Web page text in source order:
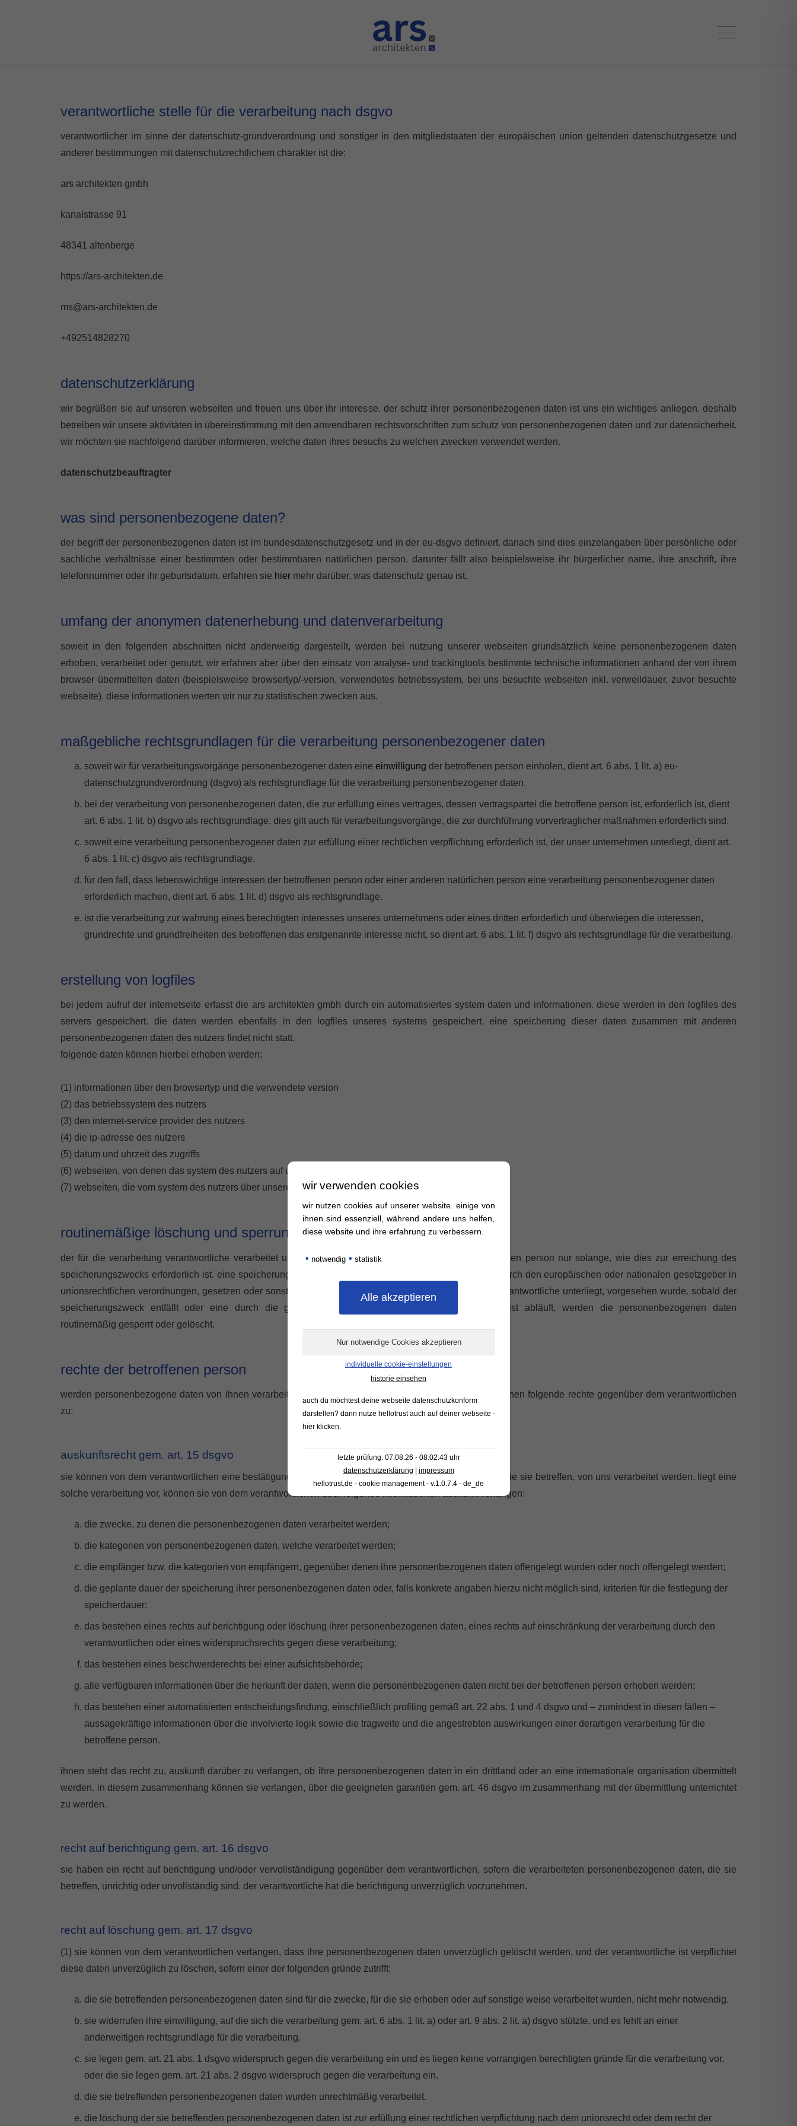
verantwortliche stelle für die verarbeitung nach dsgvo
verantwortlicher im sinne der datenschutz-grundverordnung und sonstiger in den mitgliedstaaten der europäischen union geltenden datenschutzgesetze und
anderer bestimmungen mit datenschutzrechtlichem charakter ist die:
ars architekten gmbh
kanalstrasse 91
48341 altenberge
https://ars-architekten.de
ms@ars-architekten.de
+492514828270
datenschutzerklärung
wir begrüßen sie auf unseren webseiten und freuen uns über ihr interesse. der schutz ihrer personenbezogenen daten ist uns ein wichtiges anliegen. deshalb
betreiben wir unsere aktivitäten in übereinstimmung mit den anwendbaren rechtsvorschriften zum schutz von personenbezogenen daten und zur datensicherheit.
wir möchten sie nachfolgend darüber informieren, welche daten ihres besuchs zu welchen zwecken verwendet werden.
datenschutzbeauftragter
was sind personenbezogene daten?
der begriff der personenbezogenen daten ist im bundesdatenschutzgesetz und in der eu-dsgvo definiert. danach sind dies einzelangaben über persönliche oder
sachliche verhältnisse einer bestimmten oder bestimmbaren natürlichen person. darunter fällt also beispielsweise ihr bürgerlicher name, ihre anschrift, ihre
telefonnummer oder ihr geburtsdatum. erfahren sie hier mehr darüber, was datenschutz genau ist.
umfang der anonymen datenerhebung und datenverarbeitung
soweit in den folgenden abschnitten nicht anderweitig dargestellt, werden bei nutzung unserer webseiten grundsätzlich keine personenbezogenen daten
erhoben, verarbeitet oder genutzt. wir erfahren aber über den einsatz von analyse- und trackingtools bestimmte technische informationen anhand der von ihrem
browser übermittelten daten (beispielsweise browsertyp/-version, verwendetes betriebssystem, bei uns besuchte webseiten inkl. verweildauer, zuvor besuchte
webseite). diese informationen werten wir nur zu statistischen zwecken aus.
maßgebliche rechtsgrundlagen für die verarbeitung personenbezogener daten
soweit wir für verarbeitungsvorgänge personenbezogener daten eine einwilligung der betroffenen person einholen, dient art. 6 abs. 1 lit. a) eu-
datenschutzgrundverordnung (dsgvo) als rechtsgrundlage für die verarbeitung personenbezogener daten.
bei der verarbeitung von personenbezogenen daten, die zur erfüllung eines vertrages, dessen vertragspartei die betroffene person ist, erforderlich ist, dient
art. 6 abs. 1 lit. b) dsgvo als rechtsgrundlage. dies gilt auch für verarbeitungsvorgänge, die zur durchführung vorvertraglicher maßnahmen erforderlich sind.
soweit eine verarbeitung personenbezogener daten zur erfüllung einer rechtlichen verpflichtung erforderlich ist, der unser unternehmen unterliegt, dient art.
6 abs. 1 lit. c) dsgvo als rechtsgrundlage.
für den fall, dass lebenswichtige interessen der betroffenen person oder einer anderen natürlichen person eine verarbeitung personenbezogener daten
erforderlich machen, dient art. 6 abs. 1 lit. d) dsgvo als rechtsgrundlage.
ist die verarbeitung zur wahrung eines berechtigten interesses unseres unternehmens oder eines dritten erforderlich und überwiegen die interessen,
grundrechte und grundfreiheiten des betroffenen das erstgenannte interesse nicht, so dient art. 6 abs. 1 lit. f) dsgvo als rechtsgrundlage für die verarbeitung.
erstellung von logfiles
bei jedem aufruf der internetseite erfasst die ars architekten gmbh durch ein automatisiertes system daten und informationen. diese werden in den logfiles des
servers gespeichert. die daten werden ebenfalls in den logfiles unseres systems gespeichert. eine speicherung dieser daten zusammen mit anderen
personenbezogenen daten des nutzers findet nicht statt.
folgende daten können hierbei erhoben werden:
(1) informationen über den browsertyp und die verwendete version
(2) das betriebssystem des nutzers
(3) den internet-service provider des nutzers
(4) die ip-adresse des nutzers
(5) datum und uhrzeit des zugriffs
(6) webseiten, von denen das system des nutzers auf unsere internetseite gelangt (referrer)
(7) webseiten, die vom system des nutzers über unsere webseite aufgerufen werden
routinemäßige löschung und sperrung von personenbezogenen daten
der für die verarbeitung verantwortliche verarbeitet und speichert personenbezogene daten der betroffenen person nur solange, wie dies zur erreichung des
speicherungszwecks erforderlich ist. eine speicherung kann darüber hinaus dann erfolgen, soweit dies durch den europäischen oder nationalen gesetzgeber in
unionsrechtlichen verordnungen, gesetzen oder sonstigen vorschriften, denen der für die verarbeitung verantwortliche unterliegt, vorgesehen wurde. sobald der
speicherungszweck entfällt oder eine durch die genannten vorschriften vorgeschriebene speicherfrist abläuft, werden die personenbezogenen daten
routinemäßig gesperrt oder gelöscht.
rechte der betroffenen person
werden personenbezogene daten von ihnen verarbeitet, sind sie betroffener i.s.d. dsgvo und es stehen ihnen folgende rechte gegenüber dem verantwortlichen
zu:
auskunftsrecht gem. art. 15 dsgvo
sie können von dem verantwortlichen eine bestätigung darüber verlangen, ob personenbezogene daten, die sie betreffen, von uns verarbeitet werden. liegt eine
solche verarbeitung vor, können sie von dem verantwortlichen über folgende informationen auskunft verlangen:
die zwecke, zu denen die personenbezogenen daten verarbeitet werden;
die kategorien von personenbezogenen daten, welche verarbeitet werden;
die empfänger bzw. die kategorien von empfängern, gegenüber denen ihre personenbezogenen daten offengelegt wurden oder noch offengelegt werden;
die geplante dauer der speicherung ihrer personenbezogenen daten oder, falls konkrete angaben hierzu nicht möglich sind, kriterien für die festlegung der
speicherdauer;
das bestehen eines rechts auf berichtigung oder löschung ihrer personenbezogenen daten, eines rechts auf einschränkung der verarbeitung durch den
verantwortlichen oder eines widerspruchsrechts gegen diese verarbeitung;
das bestehen eines beschwerderechts bei einer aufsichtsbehörde;
alle verfügbaren informationen über die herkunft der daten, wenn die personenbezogenen daten nicht bei der betroffenen person erhoben werden;
das bestehen einer automatisierten entscheidungsfindung, einschließlich profiling gemäß art. 22 abs. 1 und 4 dsgvo und – zumindest in diesen fällen –
aussagekräftige informationen über die involvierte logik sowie die tragweite und die angestrebten auswirkungen einer derartigen verarbeitung für die
betroffene person.
ihnen steht das recht zu, auskunft darüber zu verlangen, ob ihre personenbezogenen daten in ein drittland oder an eine internationale organisation übermittelt
werden. in diesem zusammenhang können sie verlangen, über die geeigneten garantien gem. art. 46 dsgvo im zusammenhang mit der übermittlung unterrichtet
zu werden.
recht auf berichtigung gem. art. 16 dsgvo
sie haben ein recht auf berichtigung und/oder vervollständigung gegenüber dem verantwortlichen, sofern die verarbeiteten personenbezogenen daten, die sie
betreffen, unrichtig oder unvollständig sind. der verantwortliche hat die berichtigung unverzüglich vorzunehmen.
recht auf löschung gem. art. 17 dsgvo
(1) sie können von dem verantwortlichen verlangen, dass ihre personenbezogenen daten unverzüglich gelöscht werden, und der verantwortliche ist verpflichtet
diese daten unverzüglich zu löschen, sofern einer der folgenden gründe zutrifft:
die sie betreffenden personenbezogenen daten sind für die zwecke, für die sie erhoben oder auf sonstige weise verarbeitet wurden, nicht mehr notwendig.
sie widerrufen ihre einwilligung, auf die sich die verarbeitung gem. art. 6 abs. 1 lit. a) oder art. 9 abs. 2 lit. a) dsgvo stützte, und es fehlt an einer
anderweitigen rechtsgrundlage für die verarbeitung.
sie legen gem. art. 21 abs. 1 dsgvo widerspruch gegen die verarbeitung ein und es liegen keine vorrangigen berechtigten gründe für die verarbeitung vor,
oder die sie legen gem. art. 21 abs. 2 dsgvo widerspruch gegen die verarbeitung ein.
die sie betreffenden personenbezogenen daten wurden unrechtmäßig verarbeitet.
die löschung der sie betreffenden personenbezogenen daten ist zur erfüllung einer rechtlichen verpflichtung nach dem unionsrecht oder dem recht der
wir verwenden cookies
wir nutzen cookies auf unserer website. einige von
ihnen sind essenziell, während andere uns helfen,
diese website und ihre erfahrung zu verbessern.
• notwendig • statistik
individuelle cookie-einstellungen
historie einsehen
auch du möchtest deine webseite datenschutzkonform
darstellen? dann nutze hellotrust auch auf deiner webseite -
hier klicken.
letzte prüfung: 07.08.26 - 08:02:43 uhr
datenschutzerklärung
impressum
hellotrust.de - cookie management - v.1.0.7.4 - de_de